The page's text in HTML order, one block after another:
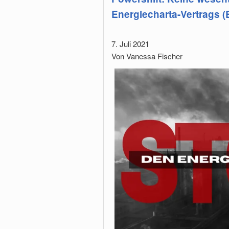
Energiecharta-Vertrags
7. Juli 2021
Von Vanessa Fischer